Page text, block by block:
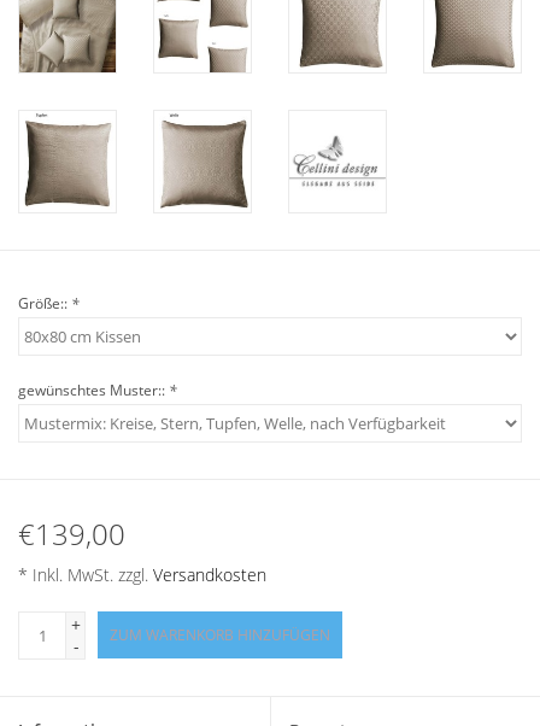
Geschenkideen und
Gutscheine
Accessoires Spa
Angebote
Geprüfter Webshop
Über uns
Tel.0049(0)7322-919376
Größe:: *
gewünschtes Muster:: *
€139,00
* Inkl. MwSt. zzgl. Versandkosten
+
-
ZUM WARENKORB HINZUFÜGEN